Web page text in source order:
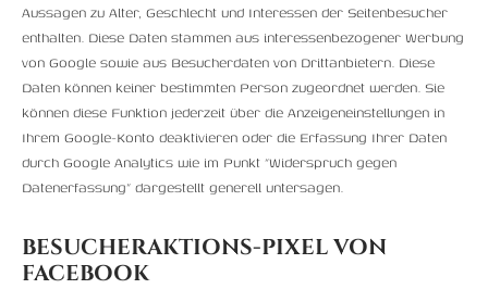
Aussagen zu Alter, Geschlecht und Interessen der Seitenbesucher
enthalten. Diese Daten stammen aus interessenbezogener Werbung
von Google sowie aus Besucherdaten von Drittanbietern. Diese
Daten können keiner bestimmten Person zugeordnet werden. Sie
können diese Funktion jederzeit über die Anzeigeneinstellungen in
Ihrem Google-Konto deaktivieren oder die Erfassung Ihrer Daten
durch Google Analytics wie im Punkt “Widerspruch gegen
Datenerfassung” dargestellt generell untersagen.
BESUCHERAKTIONS-PIXEL VON
FACEBOOK